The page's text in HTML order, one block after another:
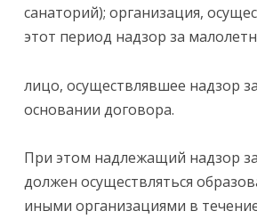
санаторий); организация,
этот период надзор за
лицо, осуществлявшее надзор
основании договора.
При этом надлежащий надзор
должен осуществляться
иными организациями в